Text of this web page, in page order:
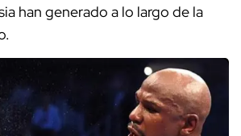
han generado a lo largo de la